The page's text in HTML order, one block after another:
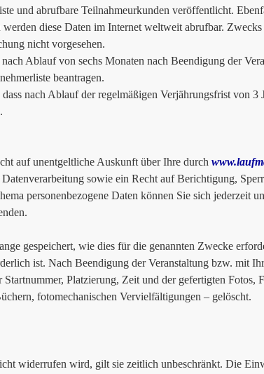
und abrufbare Teilnahmeurkunden veröffentlicht.
diese Daten im Internet weltweit abrufbar.
nicht vorgesehen.
Ablauf von sechs Monaten nach Beendigung der
beantragen.
nach Ablauf der regelmäßigen Verjährungsfrist von 3
auf unentgeltliche Auskunft über Ihre durch
sowie ein Recht auf Berichtigung,
personenbezogene Daten können Sie sich jederzeit
gespeichert, wie dies für die genannten Zwecke
ist. Nach Beendigung der Veranstaltung bzw. mit
Startnummer, Platzierung, Zeit und der gefertigten
fotomechanischen Vervielfältigungen – gelöscht.
widerrufen wird, gilt sie zeitlich unbeschränkt. Die